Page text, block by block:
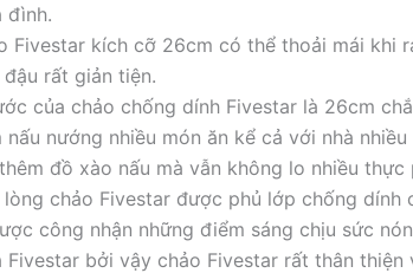
đình.
Fivestar kích cỡ 26cm có thể thoải mái khi
rất giản tiện.
của chảo chống dính Fivestar là 26cm
nấu nướng nhiều món ăn kể cả với nhà
đồ xào nấu mà vẫn không lo nhiều
lòng chảo Fivestar được phủ lớp chống
công nhận những điểm sáng chịu sức
Fivestar bởi vậy chảo Fivestar rất thân